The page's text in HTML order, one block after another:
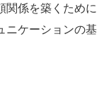
関係を築くために
ニケーションの基